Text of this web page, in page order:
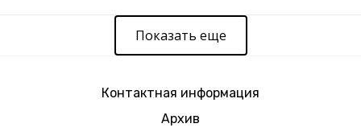
Показать еще
Контактная информация
Архив